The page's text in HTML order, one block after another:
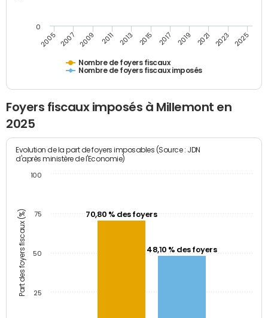
Nombre de foyers fiscaux
Nombre de foyers fiscaux imposés
2005 2007 2009 2011 2013 2015 2017 2019 2021 2023 2025
0
Foyers fiscaux imposés à Millemont en
2025
Part des foyers fiscaux (%)
Evolution de la part de foyers imposables (Source : JDN
d'après ministère de l'Economie)
70,80 % des foyers
48,10 % des foyers
25
50
75
100